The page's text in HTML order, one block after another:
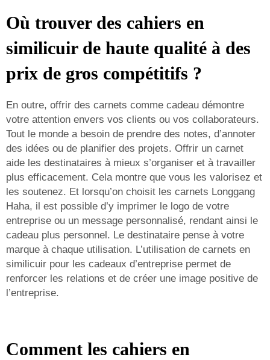
Où trouver des cahiers en
similicuir de haute qualité à des
prix de gros compétitifs ?
En outre, offrir des carnets comme cadeau démontre
votre attention envers vos clients ou vos collaborateurs.
Tout le monde a besoin de prendre des notes, d’annoter
des idées ou de planifier des projets. Offrir un carnet
aide les destinataires à mieux s’organiser et à travailler
plus efficacement. Cela montre que vous les valorisez et
les soutenez. Et lorsqu’on choisit les carnets Longgang
Haha, il est possible d’y imprimer le logo de votre
entreprise ou un message personnalisé, rendant ainsi le
cadeau plus personnel. Le destinataire pense à votre
marque à chaque utilisation. L’utilisation de carnets en
similicuir pour les cadeaux d’entreprise permet de
renforcer les relations et de créer une image positive de
l’entreprise.
Comment les cahiers en